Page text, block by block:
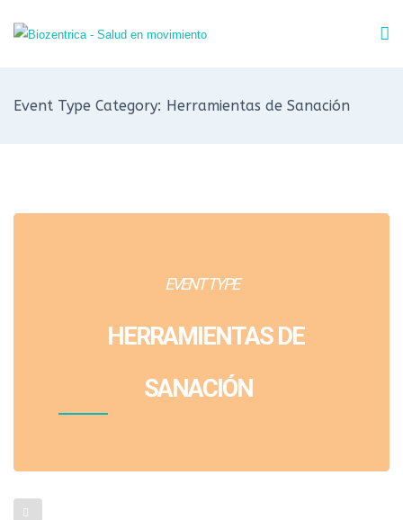
Event Type Category: Herramientas de Sanación
EVENT TYPE
HERRAMIENTAS DE
SANACIÓN